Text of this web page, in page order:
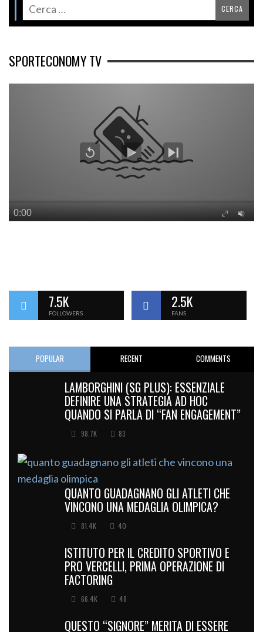
SPORTECONOMY TV
7.5K
FOLLOWERS
2.5K
FANS
POPULAR RECENT COMMENTS
LAMBORGHINI (SG PLUS): ESSENZIALE
DEFINIRE UNA STRATEGIA AD HOC
QUANDO SI PARLA DI “FAN ENGAGEMENT”
98.7K 83
QUANTO GUADAGNANO GLI ATLETI CHE
VINCONO UNA MEDAGLIA OLIMPICA?
81.4K 40
ISTITUTO PER IL CREDITO SPORTIVO E
PRO VERCELLI, PRIMA OPERAZIONE DI
FACTORING
66.4K 48
QUESTO “SIGNORE” MERITA DI ESSERE